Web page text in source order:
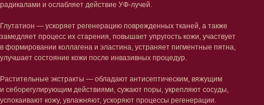
радикалами и ослабляет действие УФ-лучей.
Глутатион — ускоряет регенерацию поврежденных тканей, а также
замедляет процесс их старения, повышает упругость кожи, участвует
в формировании коллагена и эластина, устраняет пигментные пятна,
улучшает состояние кожи после инвазивных процедур.
Растительные экстракты — обладают антисептическим, вяжущим
и себорегулирующим действиями, сужают поры, укрепляют сосуды,
успокаивают кожу, увлажняют, ускоряют процессы регенерации.